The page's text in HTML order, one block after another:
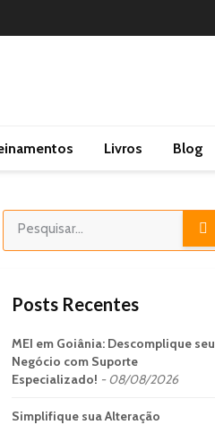
Livros Blog
Posts Recentes
MEI em Goiânia: Descomplique seu
Negócio com Suporte
Especializado!
08/08/2026
Simplifique sua Alteração